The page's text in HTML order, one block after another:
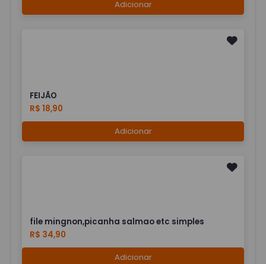
Adicionar
FEIJÃO
R$ 18,90
Adicionar
file mingnon,picanha salmao etc simples
R$ 34,90
Adicionar